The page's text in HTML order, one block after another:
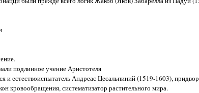
подлинное учение Аристотеля
и естествоиспытатель Андреас Цесальпиний (1519-1603),
кровообращения, систематизатор растительного мира.